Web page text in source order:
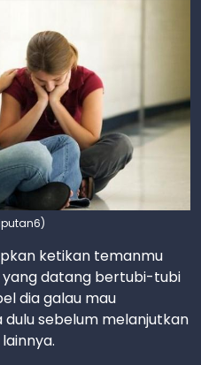
ketikan temanmu
datang bertubi-tubi
dia galau mau
sebelum melanjutkan